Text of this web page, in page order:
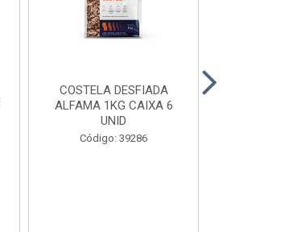
COSTELA DESFIADA
ALFAMA 1KG CAIXA 6
UNID
Código: 39286